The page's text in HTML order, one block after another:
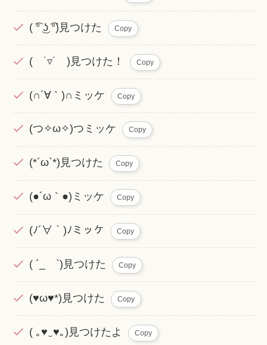
( ͡° ͜ʖ ͡°)見つけた Copy
( ˙▿˙ )見つけた！ Copy
(∩´∀｀)∩ミッケ Copy
(つ✧ω✧)つミッケ Copy
(*´ω`*)見つけた Copy
(●´ω｀●)ミッケ Copy
(ﾉ´∀｀)ﾉミッケ Copy
( ´_ゝ`)見つけた Copy
(♥ω♥*)見つけた Copy
( ｡♥‿♥｡)見つけたよ Copy